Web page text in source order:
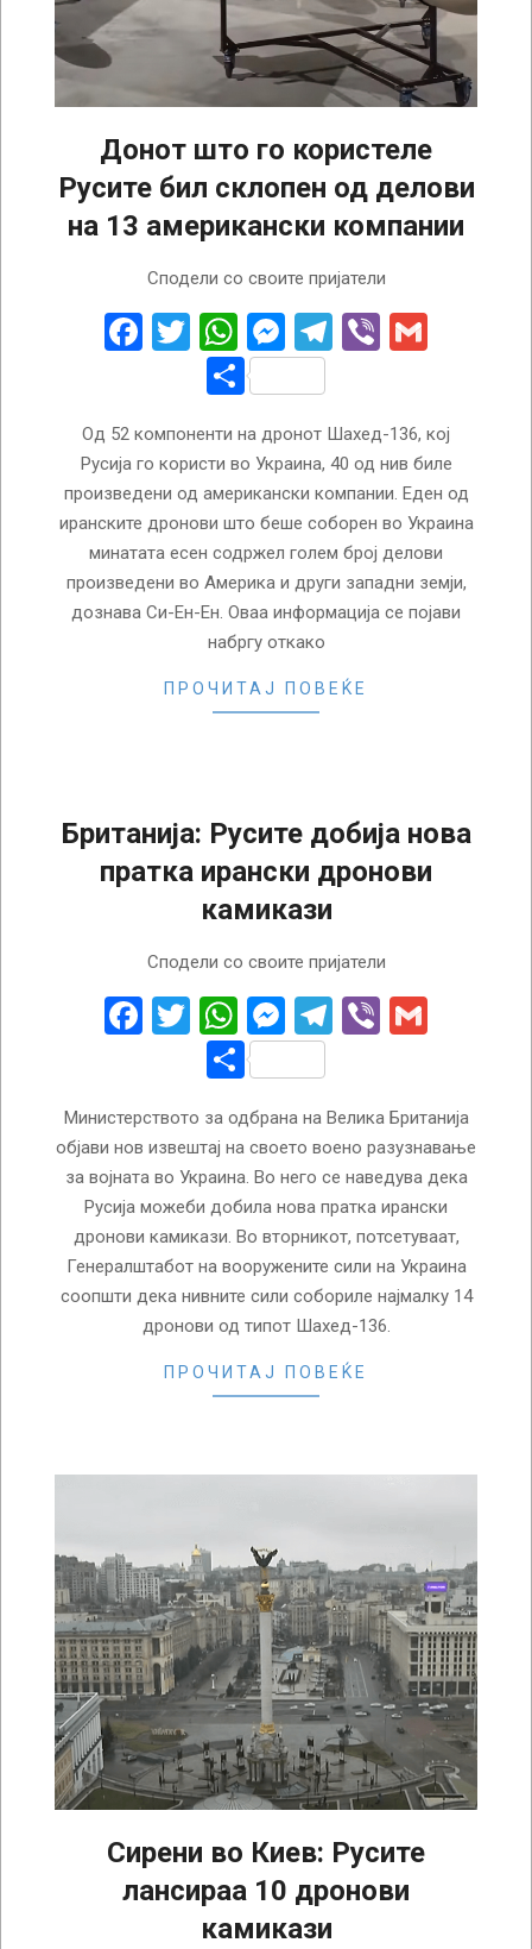
Донот што го користеле
Русите бил склопен од делови
на 13 американски компании
Сподели со своите пријатели
Facebook
Twitter
WhatsApp
Messenger
Telegram
Viber
Share
Од 52 компоненти на дронот Шахед-136, кој
Русија го користи во Украина, 40 од нив биле
произведени од американски компании. Еден од
иранските дронови што беше соборен во Украина
минатата есен содржел голем број делови
произведени во Америка и други западни земји,
дознава Си-Ен-Ен. Оваа информација се појави
набргу откако
ПРОЧИТАЈ ПОВЕЌЕ
Британија: Русите добија нова
пратка ирански дронови
камикази
Сподели со своите пријатели
Facebook
Twitter
WhatsApp
Messenger
Telegram
Viber
Share
Министерството за одбрана на Велика Британија
објави нов извештај на своето воено разузнавање
за војната во Украина. Во него се наведува дека
Русија можеби добила нова пратка ирански
дронови камикази. Во вторникот, потсетуваат,
Генералштабот на вооружените сили на Украина
соопшти дека нивните сили собориле најмалку 14
дронови од типот Шахед-136.
ПРОЧИТАЈ ПОВЕЌЕ
Сирени во Киев: Русите
лансираа 10 дронови
камикази